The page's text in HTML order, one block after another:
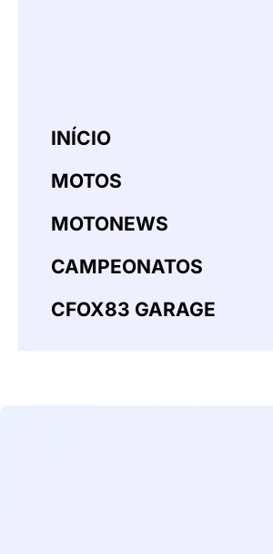
INÍCIO
MOTOS
MOTONEWS
CAMPEONATOS
CFOX83 GARAGE